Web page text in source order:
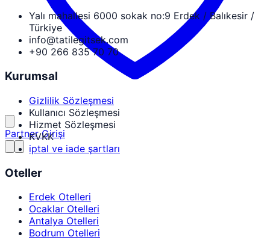
Partner Girişi
Yalı mahallesi 6000 sokak no:9 Erdek / Balıkesir /
Türkiye
info@tatilegitsek.com
+90 266 835 70 70
Kurumsal
Gizlilik Sözleşmesi
Kullanıcı Sözleşmesi
Hizmet Sözleşmesi
KVKK
iptal ve iade şartları
Oteller
Erdek Otelleri
Ocaklar Otelleri
Antalya Otelleri
Bodrum Otelleri